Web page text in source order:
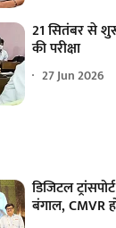
21 सितंबर से
की परीक्षा
27 Jun 2026
डिजिटल
बंगाल, CMVR